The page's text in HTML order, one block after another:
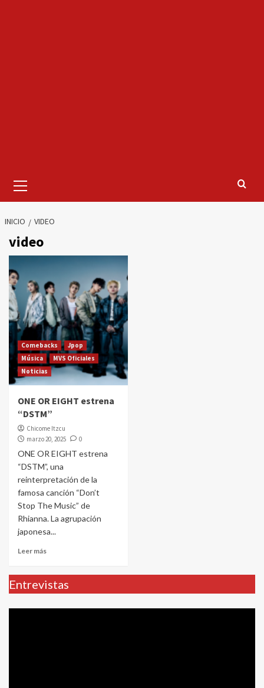
primario
INICIO VIDEO
video
Comebacks
Jpop
Música
MVS Oficiales
Noticias
ONE OR EIGHT estrena
“DSTM”
Chicome Itzcu
marzo 20, 2025
0
ONE OR EIGHT estrena
“DSTM”, una
reinterpretación de la
famosa canción “Don’t
Stop The Music” de
Rhianna. La agrupación
japonesa...
Leer más
Entrevistas